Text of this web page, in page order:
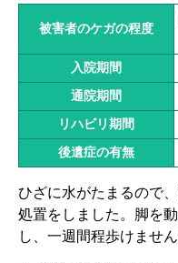
被害者のケガの程度
入院期間
通院期間
リハビリ期間
後遺症の有無
ひざに水がたまるので
処置をしました。脚を
し、一週間程歩けません